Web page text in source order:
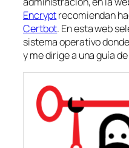
Encryptrecomiendan
Certbot. En esta web
sistema operativo
y me dirige a una guía